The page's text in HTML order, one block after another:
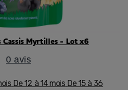
Cassis Myrtilles - Lot x6
0 avis
De 12 à 14 mois De 15 à 36